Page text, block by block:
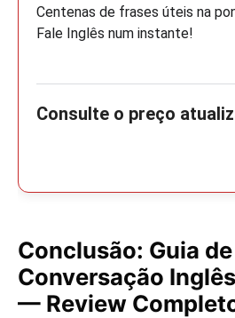
Centenas de frases úteis na
Fale Inglês num instante!
Conclusão: Guia de
Conversação
— Review